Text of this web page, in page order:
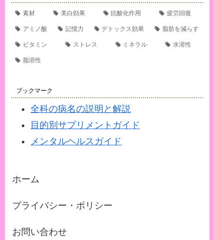
素材 美白効果 抗酸化作用 疲労回復
アミノ酸 記憶力 デトックス効果 脂肪を減らす
ビタミン ストレス ミネラル 水溶性
脂溶性
ブックマーク
全科の病名の説明と解説
目的別サプリメントガイド
メンタルヘルスガイド
ホーム
プライバシー・ポリシー
お問い合わせ